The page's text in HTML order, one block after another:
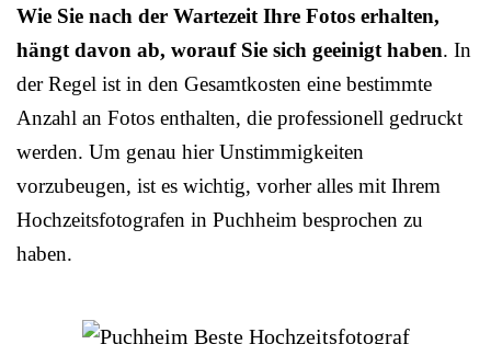
Wie Sie nach der Wartezeit Ihre Fotos erhalten,
hängt davon ab, worauf Sie sich geeinigt haben. In
der Regel ist in den Gesamtkosten eine bestimmte
Anzahl an Fotos enthalten, die professionell gedruckt
werden. Um genau hier Unstimmigkeiten
vorzubeugen, ist es wichtig, vorher alles mit Ihrem
Hochzeitsfotografen in Puchheim besprochen zu
haben.